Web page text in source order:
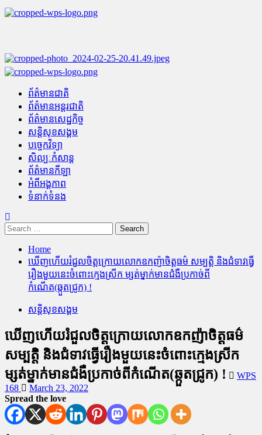
Skip
to
Primary
ព័ត៌មានជាតិ
ព័ត៌មានអន្តរជាតិ
ព័ត៌មានសេដ្ឋកិច្ច
សន្តិសុខសង្គម
បច្ចេកវិទ្យា
សិល្បៈកំសាន្ត
ព័ត៌មានកីឡា
អំពីអង្គភាព
ទំនាក់ទំនង
Search
for:
Home
ឃើញហើយរំជួលចិត្តក្រោយលោកឧកញ៉ាចិត្តធម៌ សម្បត្តិ និងជំទាវធ្វើ
រឿងមួយនេះចំពោះក្មេងស្រីក ម្សត់ម្នាក់មានជំងឺប្រកាច់ពី
កំណើត(ឆ្កួតជ្រូក) !
សន្តិសុខសង្គម
ឃើញហើយរំជួលចិត្តក្រោយលោកឧកញ៉ាចិត្តធម៌
សម្បត្តិ និងជំទាវធ្វើរឿងមួយនេះចំពោះក្មេងស្រីក
ម្សត់ម្នាក់មានជំងឺប្រកាច់ពីកំណើត(ឆ្កួតជ្រូក) !
WPS
168
March 23, 2022
Spread the love